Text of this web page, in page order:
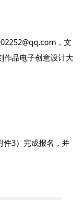
，文
作品电子创意设计大
件3）完成报名，并